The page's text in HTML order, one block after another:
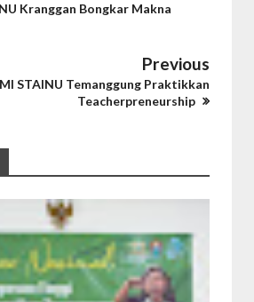
Kranggan Bongkar Makna
Previous
STAINU Temanggung Praktikkan
Teacherpreneurship